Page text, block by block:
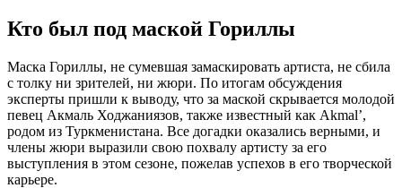
Кто был под маской Гориллы
Маска Гориллы, не сумевшая замаскировать артиста, не сбила
с толку ни зрителей, ни жюри. По итогам обсуждения
эксперты пришли к выводу, что за маской скрывается молодой
певец Акмаль Ходжаниязов, также известный как Akmal’,
родом из Туркменистана. Все догадки оказались верными, и
члены жюри выразили свою похвалу артисту за его
выступления в этом сезоне, пожелав успехов в его творческой
карьере.